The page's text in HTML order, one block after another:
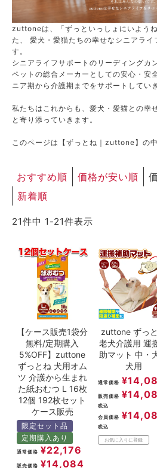
ACCOUNT MENU
ようこそ ゲスト 様
meeting_room ログイン person
zuttoneは、「ずっといっしょにいよう
た、 愛犬・愛猫たちの幸せなシニアラ
す。
シニアライフサポートのリーディングカ
ペットの総合メーカーとしての安心・安
ニア期から介護期までをサポートしてい
私たちはこれからも、愛犬・愛猫との幸
と寄り添っていきます。
このページは【ずっとね｜zuttone】の
おすすめ順 価格が安い順
新着順
21件中 1 -21件表示
【ケース販売1袋分
無料/定期購入
5%OFF】zuttone
ずっとね 犬用オム
ツ 介護から生まれ
た紙おむつ L 16枚
12個 192枚セット
ケース販売
限定セット品
定期購入あり
通常価格 ¥22,176
販売価格 ¥14,084
zuttone ずっ
老犬介護用 運
助マット 中・
犬用
通常価格 ¥
販売価格 ¥
税込
会員価格 ¥
税込
お気に入りに登録